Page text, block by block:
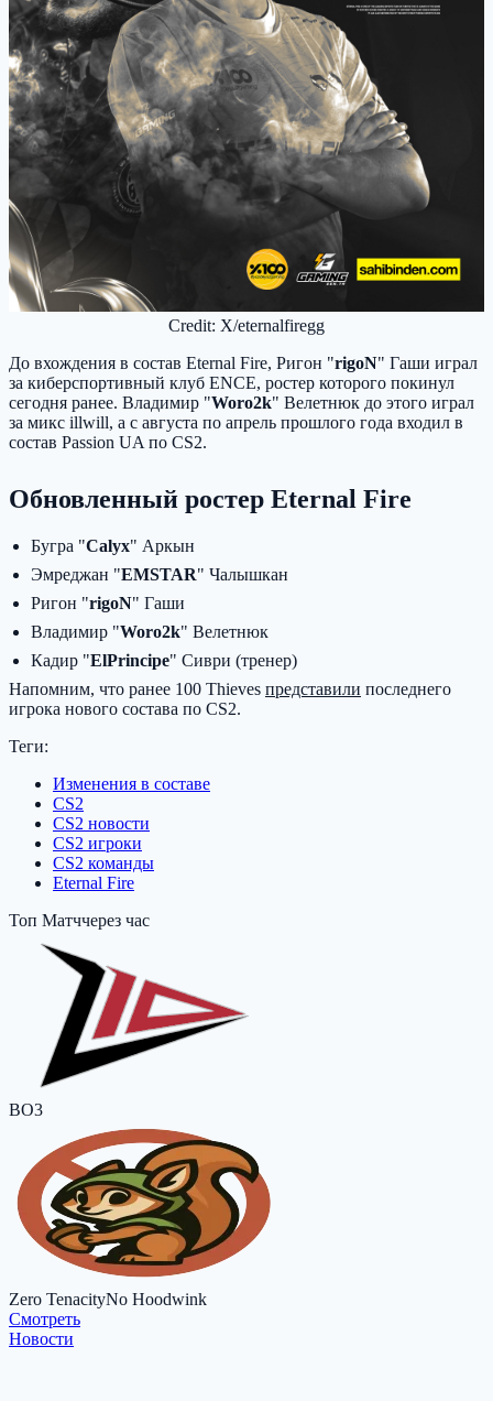
Credit: X/eternalfiregg
До вхождения в состав Eternal Fire, Ригон "rigoN" Гаши играл
за киберспортивный клуб ENCE, ростер которого покинул
сегодня ранее. Владимир "⁠Woro2k" Велетнюк до этого играл
за микс illwill, а с августа по апрель прошлого года входил в
состав Passion UA по CS2.
Обновленный ростер Eternal Fire
Бугра "Calyx" Аркын
Эмреджан "EMSTAR" Чалышкан
Ригон "rigoN" Гаши
Владимир "⁠Woro2k" Велетнюк
Кадир "ElPrincipe" Сиври (тренер)
Напомним, что ранее 100 Thieves представили последнего
игрока нового состава по CS2.
Теги:
Изменения в составе
CS2
CS2 новости
CS2 игроки
CS2 команды
Eternal Fire
Топ Матччерез час
BO3
Zero TenacityNo Hoodwink
Cмотреть
Новости